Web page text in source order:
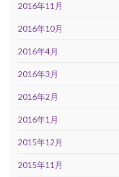
2016年11月
2016年10月
2016年4月
2016年3月
2016年2月
2016年1月
2015年12月
2015年11月